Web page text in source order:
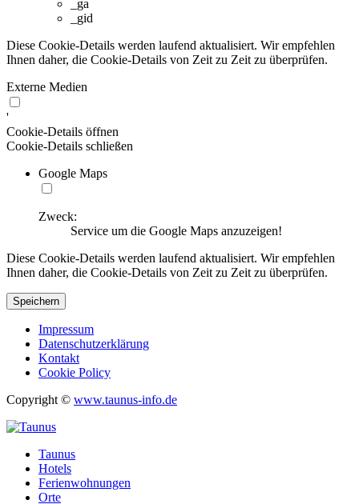
_ga
_gid
Diese Cookie-Details werden laufend aktualisiert. Wir empfehlen
Ihnen daher, die Cookie-Details von Zeit zu Zeit zu überprüfen.
Externe Medien
'
Cookie-Details öffnen
Cookie-Details schließen
Google Maps
Zweck:
Service um die Google Maps anzuzeigen!
Diese Cookie-Details werden laufend aktualisiert. Wir empfehlen
Ihnen daher, die Cookie-Details von Zeit zu Zeit zu überprüfen.
Speichern
Impressum
Datenschutzerklärung
Kontakt
Cookie Policy
Copyright © www.taunus-info.de
Taunus
Hotels
Ferienwohnungen
Orte